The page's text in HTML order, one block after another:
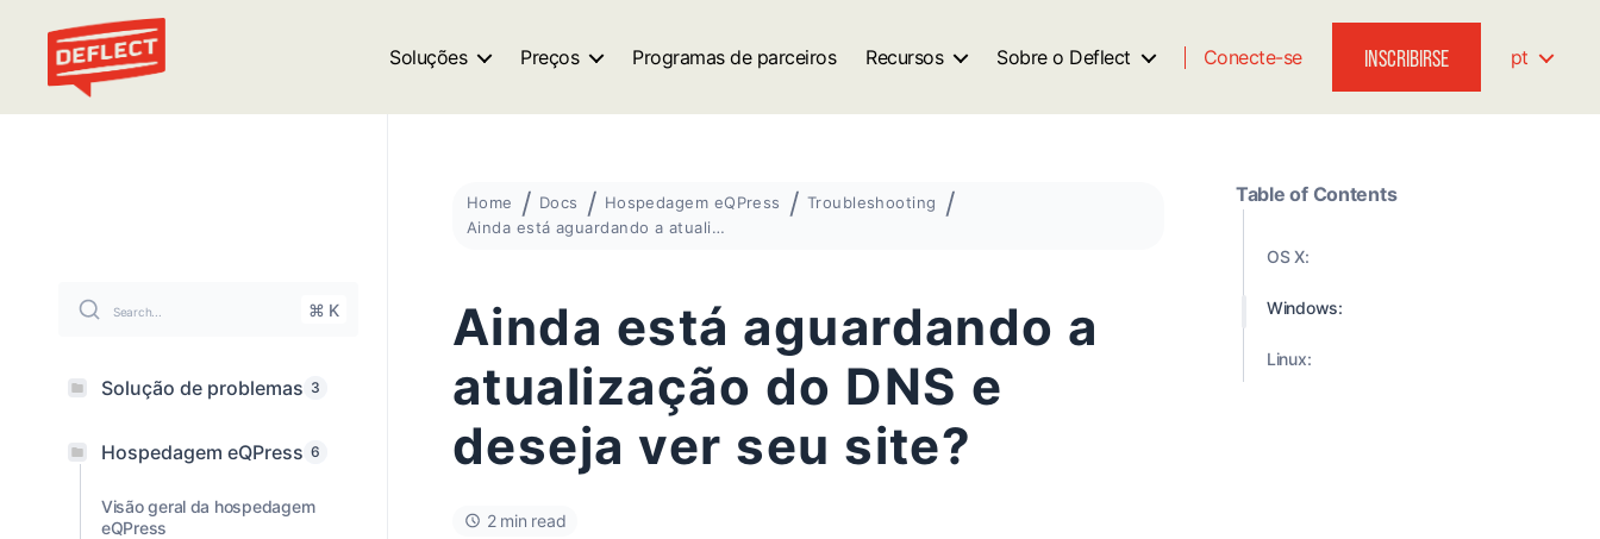
Deflect
Soluções Preços Programas de parceiros Recursos Sobre o Deflect Conecte-se INSCRIBIRSE pt
Search... ⌘ K
Solução de problemas 3
Hospedagem eQPress 6
Visão geral da hospedagem
eQPress
Home Docs Hospedagem eQPress
Troubleshooting
Ainda está aguardando a atualização do DNS e deseja ver seu site?
Ainda está aguardando a
atualização do DNS e
deseja ver seu site?
2 min read
Table of Contents
OS X:
Windows:
Linux: